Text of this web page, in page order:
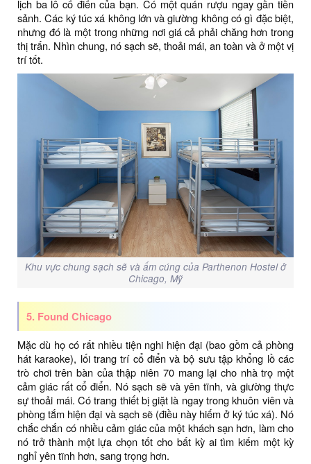
lịch ba lô cổ điển của bạn. Có một quán rượu ngay gần tiền
sảnh. Các ký túc xá không lớn và giường không có gì đặc biệt,
nhưng đó là một trong những nơi giá cả phải chăng hơn trong
thị trấn. Nhìn chung, nó sạch sẽ, thoải mái, an toàn và ở một vị
trí tốt.
Khu vực chung sạch sẽ và ấm cúng của Parthenon Hostel ở
Chicago, Mỹ
5. Found Chicago
Mặc dù họ có rất nhiều tiện nghi hiện đại (bao gồm cả phòng
hát karaoke), lối trang trí cổ điển và bộ sưu tập khổng lồ các
trò chơi trên bàn của thập niên 70 mang lại cho nhà trọ một
cảm giác rất cổ điển. Nó sạch sẽ và yên tĩnh, và giường thực
sự thoải mái. Có trang thiết bị giặt là ngay trong khuôn viên và
phòng tắm hiện đại và sạch sẽ (điều này hiếm ở ký túc xá). Nó
chắc chắn có nhiều cảm giác của một khách sạn hơn, làm cho
nó trở thành một lựa chọn tốt cho bất kỳ ai tìm kiếm một kỳ
nghỉ yên tĩnh hơn, sang trọng hơn.